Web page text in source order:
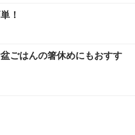
！
ごはんの箸休めにもおすす